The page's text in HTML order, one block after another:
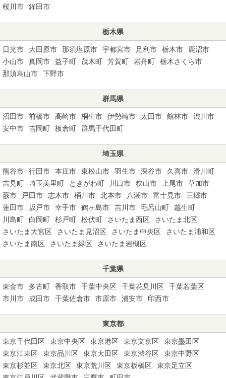
桜川市
鉾田市
栃木県
日光市 大田原市 那須塩原市 宇都宮市 足利市 栃木市
鹿沼市
小山市
真岡市 益子町 茂木町 芳賀町 岩舟町
栃木さくら市
那須烏山市
下野市
群馬県
沼田市 前橋市 高崎市 桐生市 伊勢崎市 太田市 館林市
渋川市
安中市
吉岡町 板倉町 群馬千代田町
埼玉県
熊谷市 行田市 本庄市 東松山市 羽生市 深谷市 久喜市
滑川町
吉見町
埼玉美里町 ときがわ町 川口市 狭山市 上尾市
草加市
蕨市
戸田市 志木市 桶川市 北本市 八潮市 富士見市
三郷市
蓮田市
坂戸市 幸手市 鶴ヶ島市 吉川市 毛呂山町
越生町
川島町
白岡町 杉戸町 松伏町 さいたま西区
さいたま北区
さいたま大宮区
さいたま見沼区 さいたま中央区
さいたま浦和区
さいたま南区
さいたま緑区 さいたま岩槻区
千葉県
東金市 多古町 香取市 千葉中央区 千葉花見川区
千葉若葉区
市川市
成田市 千葉佐倉市 市原市 浦安市 印西市
東京都
東京千代田区 東京中央区 東京港区 東京文京区
東京墨田区
東京江東区
東京品川区 東京大田区 東京渋谷区
東京中野区
東京杉並区
東京北区 東京荒川区 東京板橋区
東京足立区